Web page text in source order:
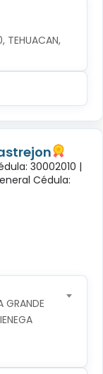
TEHUACAN,
30002010 |
Cédula:
GRANDE